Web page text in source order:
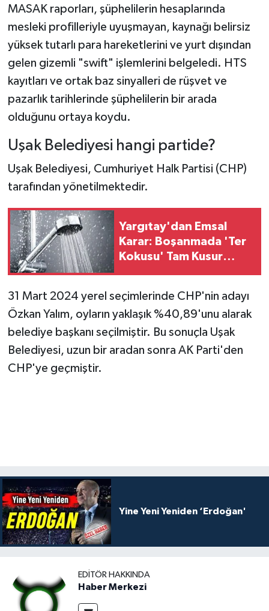
MASAK raporları, şüphelilerin hesaplarında
mesleki profilleriyle uyuşmayan, kaynağı belirsiz
yüksek tutarlı para hareketlerini ve yurt dışından
gelen gizemli "swift" işlemlerini belgeledi. HTS
kayıtları ve ortak baz sinyalleri de rüşvet ve
pazarlık tarihlerinde şüphelilerin bir arada
olduğunu ortaya koydu.
Uşak Belediyesi hangi partide?
Uşak Belediyesi, Cumhuriyet Halk Partisi (CHP)
tarafından yönetilmektedir.
Yargıtay'dan Emsal
Karar: Boşanmada 'Ter
Kokusu' Tam Kusur
31 Mart 2024 yerel seçimlerinde CHP'nin adayı
Özkan Yalım, oyların yaklaşık %40,89'unu alarak
belediye başkanı seçilmiştir. Bu sonuçla Uşak
Belediyesi, uzun bir aradan sonra AK Parti'den
CHP'ye geçmiştir.
Yine Yeni Yeniden ‘Erdoğan'
EDITÖR HAKKINDA
Haber Merkezi